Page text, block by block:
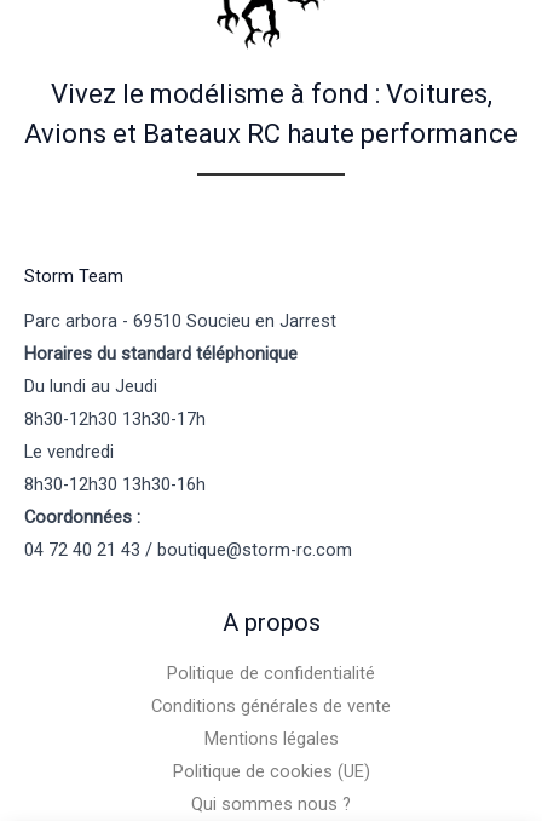
Vivez le modélisme à fond : Voitures,
Avions et Bateaux RC haute performance
Storm Team
Parc arbora - 69510 Soucieu en Jarrest
Horaires du standard téléphonique
Du lundi au Jeudi
8h30-12h30 13h30-17h
Le vendredi
8h30-12h30 13h30-16h
Coordonnées :
04 72 40 21 43 / boutique@storm-rc.com
A propos
Politique de confidentialité
Conditions générales de vente
Mentions légales
Politique de cookies (UE)
Qui sommes nous ?